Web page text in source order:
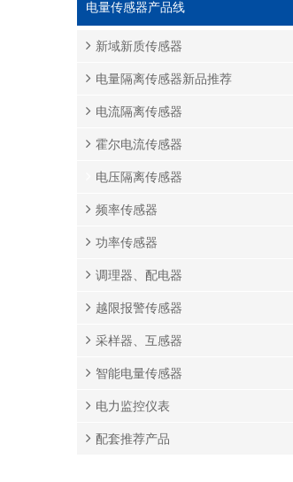
电量传感器产品线
新域新质传感器
电量隔离传感器新品推荐
电流隔离传感器
霍尔电流传感器
电压隔离传感器
频率传感器
功率传感器
调理器、配电器
越限报警传感器
采样器、互感器
智能电量传感器
电力监控仪表
配套推荐产品